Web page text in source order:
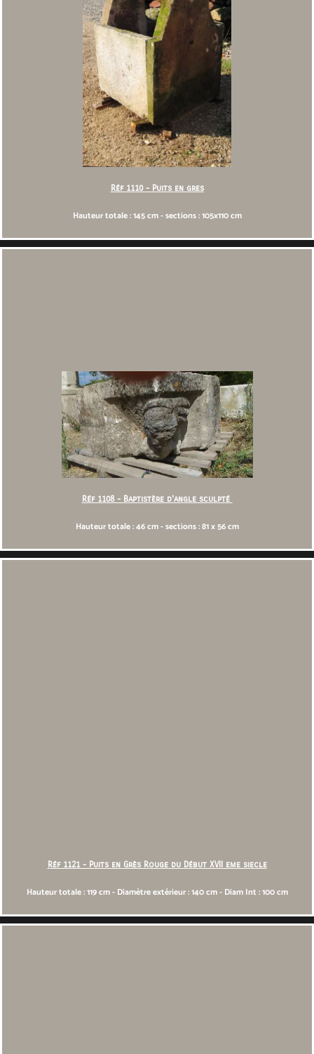
Réf 1110 - Puits en gres
Hauteur totale : 145 cm - sections : 105x110 cm
Réf 1108 - Baptistère d'angle sculpté
Hauteur totale : 46 cm - sections : 81 x 56 cm
Réf 1121 - Puits en Grès Rouge du Début XVII eme siecle
Hauteur totale : 119 cm - Diamètre extérieur : 140 cm - Diam Int : 100 cm